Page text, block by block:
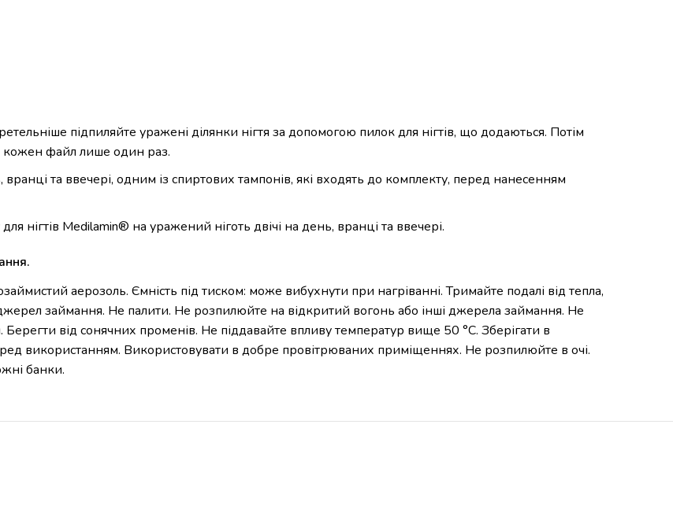
підпиляйте уражені ділянки нігтя за допомогою пилок для нігтів, що додаються. Потім
кожен файл лише один раз.
та ввечері, одним із спиртових тампонів, які входять до комплекту, перед нанесенням
нігтів Medilamin® на уражений ніготь двічі на день, вранці та ввечері.
аерозоль. Ємність під тиском: може вибухнути при нагріванні. Тримайте подалі від тепла,
займання. Не палити. Не розпилюйте на відкритий вогонь або інші джерела займання. Не
від сонячних променів. Не піддавайте впливу температур вище 50 °C. Зберігати в
використанням. Використовувати в добре провітрюваних приміщеннях. Не розпилюйте в очі.
банки.